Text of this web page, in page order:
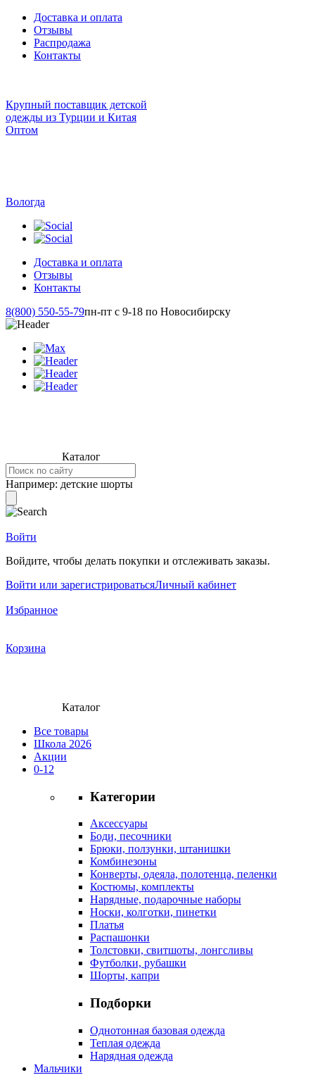
Доставка и оплата
Отзывы
Распродажа
Контакты
Крупный поставщик детской
одежды из Турции и Китая
Оптом
Вологда
Доставка и оплата
Отзывы
Контакты
8(800) 550-55-79пн-пт с 9-18 по Новосибирску
Каталог
Например: детские шорты
Войти
Войдите, чтобы делать покупки и отслеживать заказы.
Войти или зарегистрироватьсяЛичный кабинет
Избранное
Корзина
Каталог
Все товары
Школа 2026
Акции
0-12
Категории
Аксессуары
Боди, песочники
Брюки, ползунки, штанишки
Комбинезоны
Конверты, одеяла, полотенца, пеленки
Костюмы, комплекты
Нарядные, подарочные наборы
Носки, колготки, пинетки
Платья
Распашонки
Толстовки, свитшоты, лонгсливы
Футболки, рубашки
Шорты, капри
Подборки
Однотонная базовая одежда
Теплая одежда
Нарядная одежда
Мальчики